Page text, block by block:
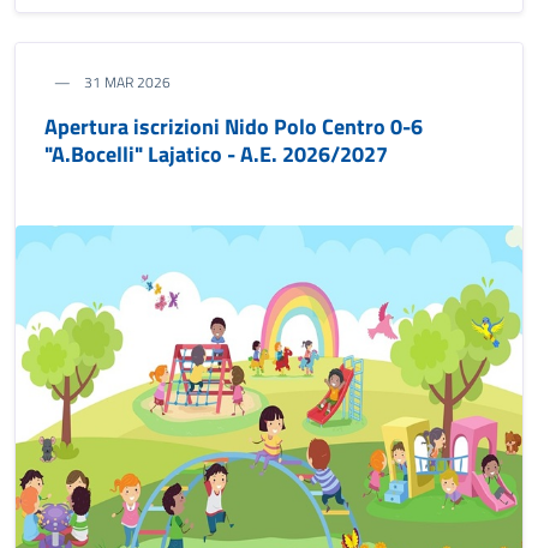
31 MAR 2026
Apertura iscrizioni Nido Polo Centro 0-6
"A.Bocelli" Lajatico - A.E. 2026/2027